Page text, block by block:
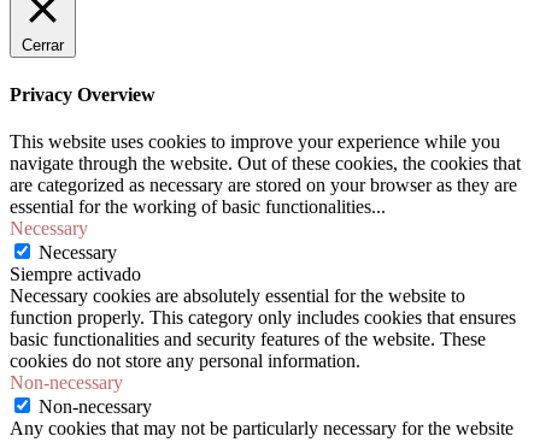
Cerrar
Privacy Overview
This website uses cookies to improve your experience while you
navigate through the website. Out of these cookies, the cookies that
are categorized as necessary are stored on your browser as they are
essential for the working of basic functionalities...
Necessary
Necessary
Siempre activado
Necessary cookies are absolutely essential for the website to
function properly. This category only includes cookies that ensures
basic functionalities and security features of the website. These
cookies do not store any personal information.
Non-necessary
Non-necessary
Any cookies that may not be particularly necessary for the website